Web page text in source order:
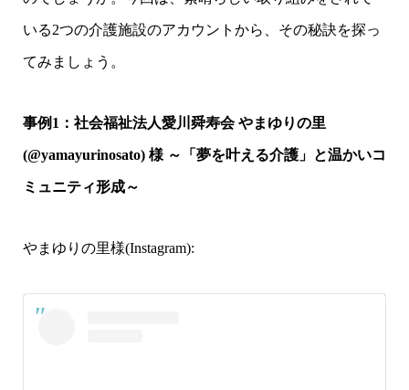
いる2つの介護施設のアカウントから、その秘訣を探っ
てみましょう。
事例1：社会福祉法人愛川舜寿会 やまゆりの里
(@yamayurinosato) 様 ～「夢を叶える介護」と温かいコ
ミュニティ形成～
やまゆりの里様(Instagram):